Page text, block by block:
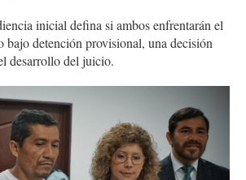
inicial defina si ambos enfrentarán el
bajo detención provisional, una decisión
desarrollo del juicio.